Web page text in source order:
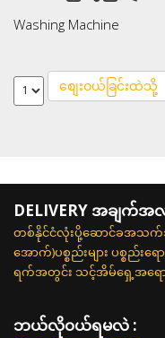
Washing Machine
စျေးဝယ်ခြင်းထဲသို့
DELIVERY အချက်
တစ်နိုင်ငံလုံးပို့ဆောင်ခအသ
အောက်)ပစ္စည်းများ ပစ္စည်းရ
ရက်အတွင်း သင့်အိမ်ရှေ့အရော
ဘယ်လို၀ယ်ရမလဲ :